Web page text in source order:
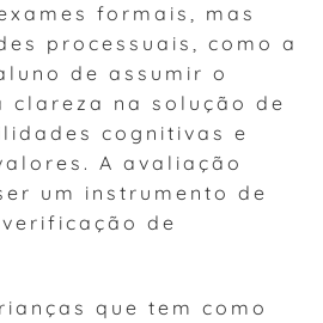
formais, mas
processuais, como a
de assumir o
clareza na solução de
cognitivas e
A avaliação
um instrumento de
de
que tem como